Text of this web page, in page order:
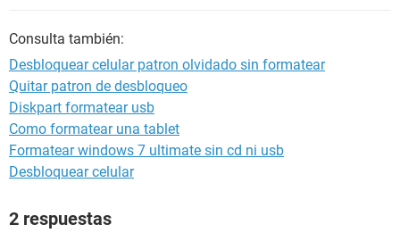
Consulta también:
Desbloquear celular patron olvidado sin formatear
Quitar patron de desbloqueo
Diskpart formatear usb
Como formatear una tablet
Formatear windows 7 ultimate sin cd ni usb
Desbloquear celular
2 respuestas